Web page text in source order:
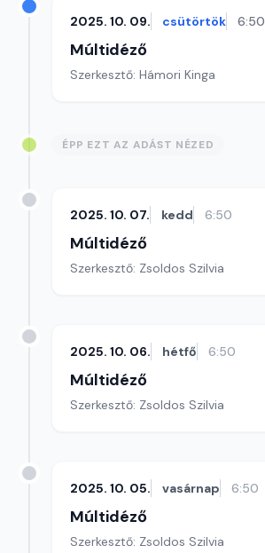
2025. 10. 09. csütörtök 6:50
Múltidéző
Szerkesztő: Hámori Kinga
ÉPP EZT AZ ADÁST NÉZED
2025. 10. 07. kedd 6:50
Múltidéző
Szerkesztő: Zsoldos Szilvia
2025. 10. 06. hétfő 6:50
Múltidéző
Szerkesztő: Zsoldos Szilvia
2025. 10. 05. vasárnap 6:50
Múltidéző
Szerkesztő: Zsoldos Szilvia